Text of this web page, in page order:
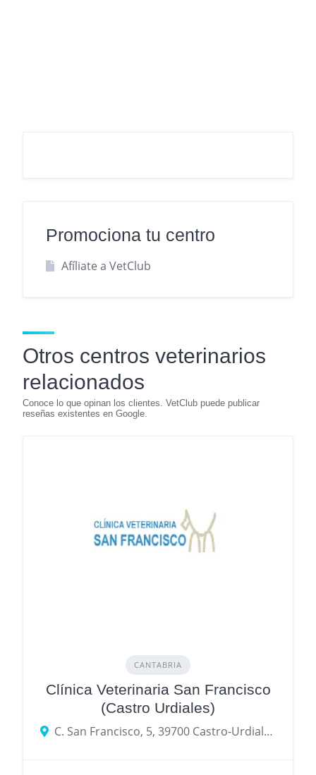
Promociona tu centro
Afíliate a VetClub
Otros centros veterinarios
relacionados
CANTABRIA
Clínica Veterinaria San Francisco
(Castro Urdiales)
C. San Francisco, 5, 39700 Castro-Urdiales, Cantabria